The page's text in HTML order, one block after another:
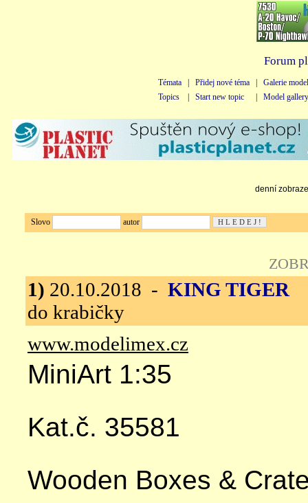
Forum
Témata Přidej nové téma
Galerie
Topics
Start new topic Model gallery
denní
Slovo autor
1) 20.10.2018 - KING TIGER
do krabičky
www.modelimex.cz
MiniArt 1:35
Kat.č. 35581
Wooden Boxes &